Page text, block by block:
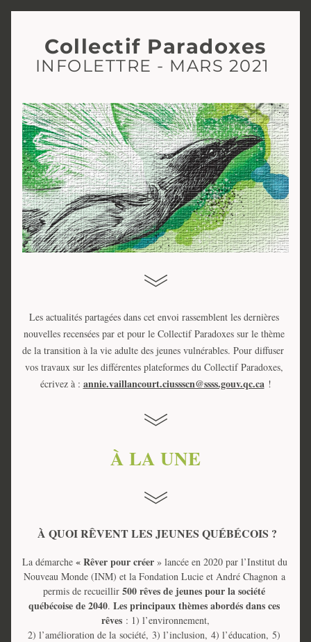
Collectif Paradoxes
INFOLETTRE - MARS 2021
Les actualités partagées dans cet envoi rassemblent les dernières
nouvelles recensées par et pour le Collectif Paradoxes sur le thème
de la transition à la vie adulte des jeunes vulnérables. Pour diffuser
vos travaux sur les différentes plateformes du Collectif Paradoxes,
écrivez à : annie.vaillancourt.ciussscn@ssss.gouv.qc.ca !
À LA UNE
À QUOI RÊVENT LES JEUNES QUÉBÉCOIS ?
La démarche « Rêver pour créer » lancée en 2020 par l’Institut du
Nouveau Monde (INM) et la Fondation Lucie et André Chagnon a
permis de recueillir 500 rêves de jeunes pour la société
québécoise de 2040. Les principaux thèmes abordés dans ces
rêves : 1) l’environnement,
2) l’amélioration de la société, 3) l’inclusion, 4) l’éducation, 5)